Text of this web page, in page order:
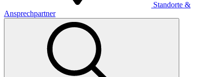
Standorte &
Ansprechpartner